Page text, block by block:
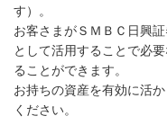
す）。
お客さまがＳＭＢＣ日興
として活用することで必
ることができます。
お持ちの資産を有効に活
ください。